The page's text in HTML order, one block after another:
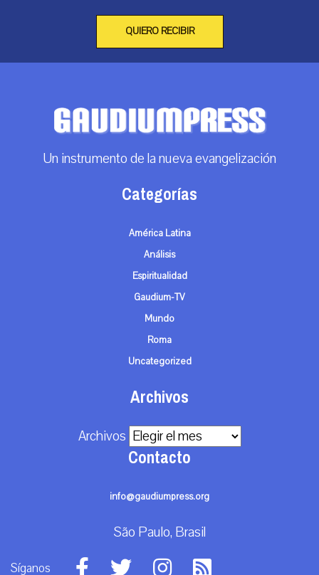
QUIERO RECIBIR
Un instrumento de la nueva evangelización
Categorías
América Latina
Análisis
Espiritualidad
Gaudium-TV
Mundo
Roma
Uncategorized
Archivos
Archivos
Contacto
info@gaudiumpress.org
São Paulo, Brasil
Síganos